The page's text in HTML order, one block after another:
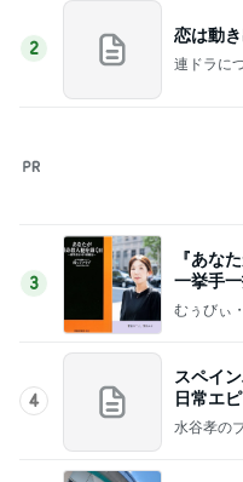
2
恋は動
連ドラに
3
4
スペイ
日常エ
水谷孝の
5
あたし
(|| ゜Д
ライター